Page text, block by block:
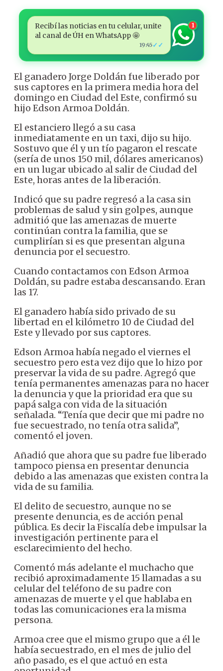
Recibí las noticias en tu celular, unite
al canal de ÚH en WhatsApp 🤩
19:45✓✓
1
El ganadero Jorge Doldán fue liberado por
sus captores en la primera media hora del
domingo en Ciudad del Este, confirmó su
hijo Edson Armoa Doldán.
El estanciero llegó a su casa
inmediatamente en un taxi, dijo su hijo.
Sostuvo que él y un tío pagaron el rescate
(sería de unos 150 mil, dólares americanos)
en un lugar ubicado al salir de Ciudad del
Este, horas antes de la liberación.
Indicó que su padre regresó a la casa sin
problemas de salud y sin golpes, aunque
admitió que las amenazas de muerte
continúan contra la familia, que se
cumplirían si es que presentan alguna
denuncia por el secuestro.
Cuando contactamos con Edson Armoa
Doldán, su padre estaba descansando. Eran
las 17.
El ganadero había sido privado de su
libertad en el kilómetro 10 de Ciudad del
Este y llevado por sus captores.
Edson Armoa había negado el viernes el
secuestro pero esta vez dijo que lo hizo por
preservar la vida de su padre. Agregó que
tenía permanentes amenazas para no hacer
la denuncia y que la prioridad era que su
papá salga con vida de la situación
señalada. “Tenía que decir que mi padre no
fue secuestrado, no tenía otra salida”,
comentó el joven.
Añadió que ahora que su padre fue liberado
tampoco piensa en presentar denuncia
debido a las amenazas que existen contra la
vida de su familia.
El delito de secuestro, aunque no se
presente denuncia, es de acción penal
pública. Es decir la Fiscalía debe impulsar la
investigación pertinente para el
esclarecimiento del hecho.
Comentó más adelante el muchacho que
recibió aproximadamente 15 llamadas a su
celular del teléfono de su padre con
amenazas de muerte y el que hablaba en
todas las comunicaciones era la misma
persona.
Armoa cree que el mismo grupo que a él le
había secuestrado, en el mes de julio del
año pasado, es el que actuó en esta